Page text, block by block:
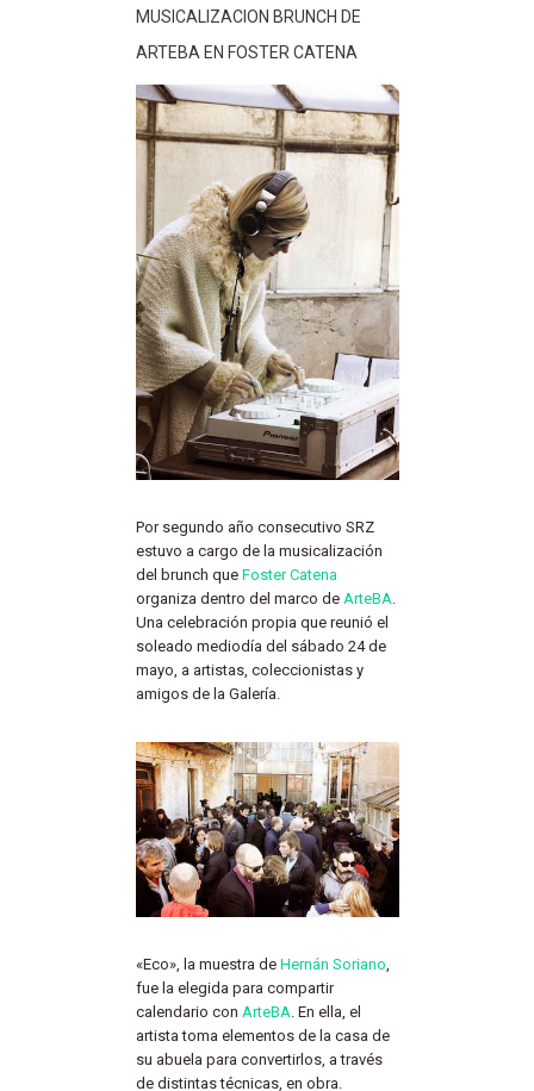
MUSICALIZACION BRUNCH DE
ARTEBA EN FOSTER CATENA
Por segundo año consecutivo SRZ
estuvo a cargo de la musicalización
del brunch que Foster Catena
organiza dentro del marco de ArteBA
Una celebración propia que reunió el
soleado mediodía del sábado 24 de
mayo, a artistas, coleccionistas y
amigos de la Galería.
«Eco», la muestra de Hernán Soriano
fue la elegida para compartir
calendario con ArteBA . En ella, el
artista toma elementos de la casa de
su abuela para convertirlos, a través
de distintas técnicas, en obra.